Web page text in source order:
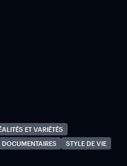
ET VARIÉTÉS
DOCUMENTAIRES
STYLE DE VIE